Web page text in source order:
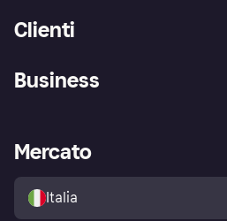
Clienti
Assistenza
Esplora i negozi
Politica di protezione
dell'acquirente Klarna
Business
Accesso aziende
Mercato
Italia